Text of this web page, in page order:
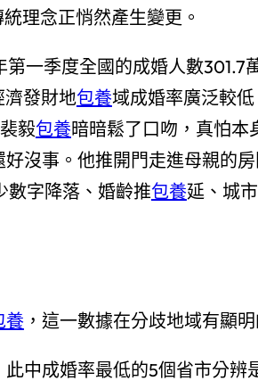
理念正悄然產生變更。
一季度全國的成婚人數301.7
濟發財地包養域成婚率廣泛較
毅包養暗暗鬆了口吻，真怕本
沒事。他推開門走進母親的
數字降落、婚齡推包養延、城
養，這一數據在分歧地域有顯明
成婚率最低的5個省市分辨